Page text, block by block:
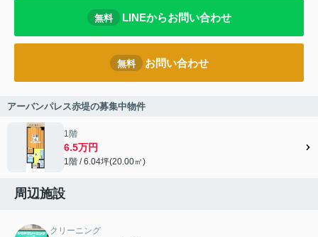
無料 LINEからお問い合わせ
無料 お問い合わせ
アーバンパレス赤堤の募集中物件
1階
6.5万円
1階 / 6.04坪(20.00㎡)
周辺施設
クリーニング